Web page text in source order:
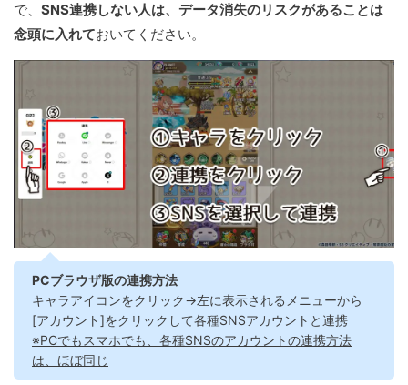
で、 SNS連携しない人は、データ消失のリスクがあることは
念頭に入れておいてください。
PCブラウザ版の連携方法
キャラアイコンをクリック→左に表示されるメニューから
[アカウント]をクリックして各種SNSアカウントと連携
※PCでもスマホでも、各種SNSのアカウントの連携方法
は、ほぼ同じ